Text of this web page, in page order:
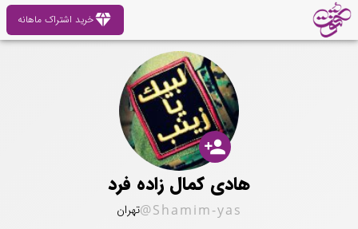
diamondخرید اشتراک ماهانه
person_add
هادی کمال زاده فرد
@Shamim-yasتهران